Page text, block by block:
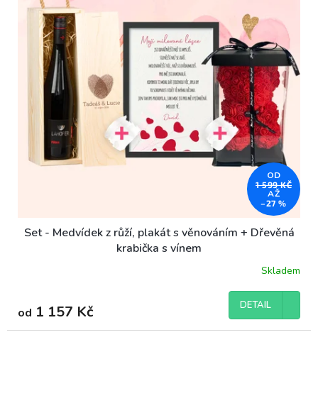
OD
1 599 KČ
AŽ
–27 %
Set - Medvídek z růží, plakát s věnováním + Dřevěná
krabička s vínem
Skladem
od 1 157 Kč DETAIL